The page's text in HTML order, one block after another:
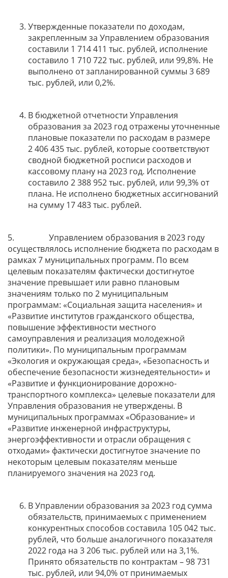
Утвержденные показатели по доходам,
закрепленным за Управлением образования
составили 1 714 411 тыс. рублей, исполнение
составило 1 710 722 тыс. рублей, или 99,8%. Не
выполнено от запланированной суммы 3 689
тыс. рублей, или 0,2%.
В бюджетной отчетности Управления
образования за 2023 год отражены уточненные
плановые показатели по расходам в размере
2 406 435 тыс. рублей, которые соответствуют
сводной бюджетной росписи расходов и
кассовому плану на 2023 год. Исполнение
составило 2 388 952 тыс. рублей, или 99,3% от
плана. Не исполнено бюджетных ассигнований
на сумму 17 483 тыс. рублей.
5. Управлением образования в 2023 году
осуществлялось исполнение бюджета по расходам в
рамках 7 муниципальных программ. По всем
целевым показателям фактически достигнутое
значение превышает или равно плановым
значениям только по 2 муниципальным
программам: «Социальная защита населения» и
«Развитие институтов гражданского общества,
повышение эффективности местного
самоуправления и реализация молодежной
политики». По муниципальным программам
«Экология и окружающая среда», «Безопасность и
обеспечение безопасности жизнедеятельности» и
«Развитие и функционирование дорожно-
транспортного комплекса» целевые показатели для
Управления образования не утверждены. В
муниципальных программах «Образование» и
«Развитие инженерной инфраструктуры,
энергоэффективности и отрасли обращения с
отходами» фактически достигнутое значение по
некоторым целевым показателям меньше
планируемого значения на 2023 год.
В Управлении образования за 2023 год сумма
обязательств, принимаемых с применением
конкурентных способов составила 105 042 тыс.
рублей, что больше аналогичного показателя
2022 года на 3 206 тыс. рублей или на 3,1%.
Принято обязательств по контрактам – 98 731
тыс. рублей, или 94,0% от принимаемых